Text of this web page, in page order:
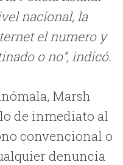
nacional, la
el numero y
o no”, indicó.
Marsh
de inmediato al
convencional o
denuncia